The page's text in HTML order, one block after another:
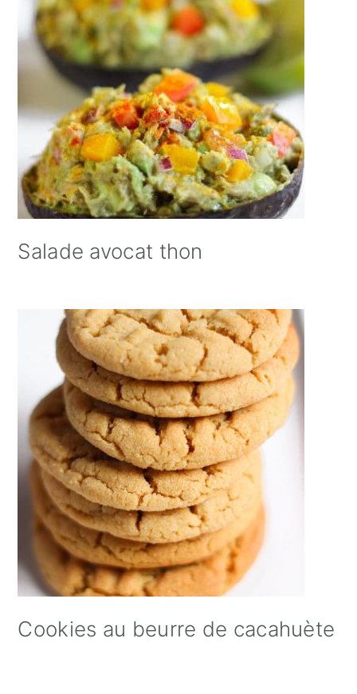
Salade avocat thon
Cookies au beurre de cacahuète